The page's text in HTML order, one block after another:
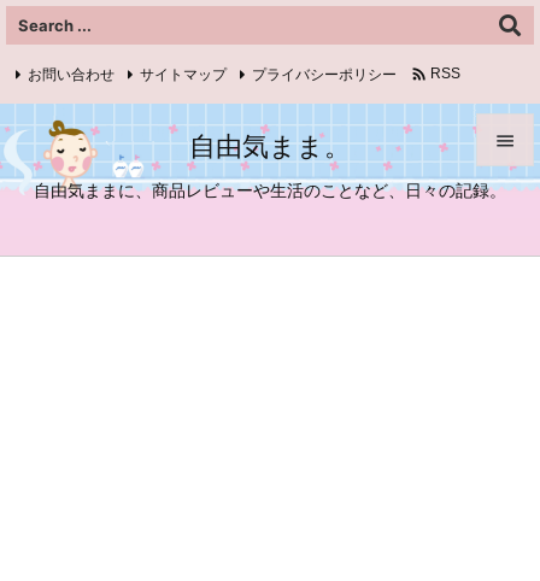
自由気まま。
自由気ままに、商品レビューや生活のことなど、日々の記録。



お問い合わせ サイトマップ プライバシーポリシー  RSS
Feedly